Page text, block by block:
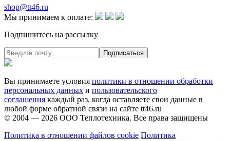
shop@tt46.ru
Мы принимаем к оплате:
Подпишитесь на рассылку
Вы принимаете условия политики в отношении обработки
персональных данных и пользовательского
соглашения каждый раз, когда оставляете свои данные в
любой форме обратной связи на сайте tt46.ru
© 2004 — 2026 ООО Теплотехника. Все права защищены
Политика в отношении файлов cookie Политика